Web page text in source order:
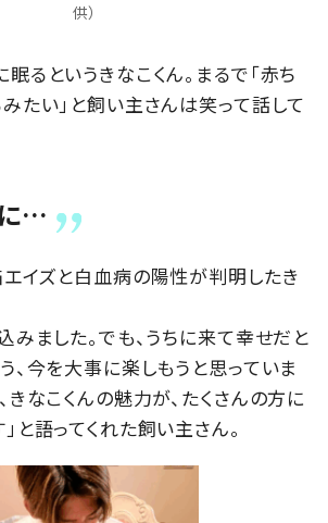
供）
るというきなこくん。まるで「赤ち
たい」と飼い主さんは笑って話して
…
イズと白血病の陽性が判明したき
みました。でも、うちに来て幸せだと
、今を大事に楽しもうと思っていま
きなこくんの魅力が、たくさんの方に
と語ってくれた飼い主さん。